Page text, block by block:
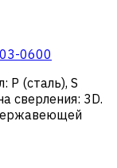
0600
: Р (сталь), S
сверления: 3D.